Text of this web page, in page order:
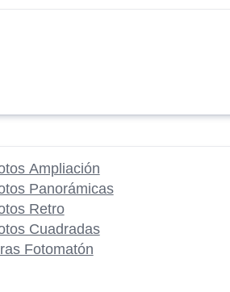
Ampliación
Panorámicas
Retro
Cuadradas
Fotomatón